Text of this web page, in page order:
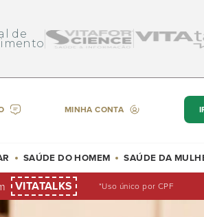
de
MINHA CONTA
SAÚDE DO HOMEM SAÚDE DA
VITATALKS *Uso único por CPF